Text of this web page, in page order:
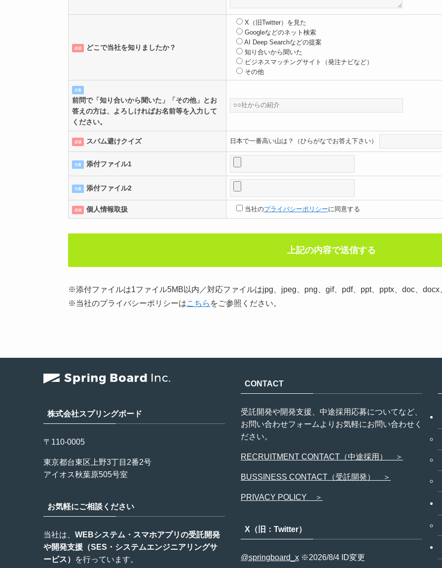
必須 どこで当社を知りましたか？
X（旧Twitter）を見た
Googleなどのネット検索
AI Deep Searchなどの提案
知り合いから聞いた
ビジネスマッチングサイト（発注ナビなど）
その他
任意
前問で「知り合いから聞いた」「その他」とお
答えの方は、よろしければお名前等を入力して
ください。
必須 スパム避けクイズ 日本で一番高い山は？（ひらがなでお答え下さい）
任意 添付ファイル1
任意 添付ファイル2
必須 個人情報取扱 当社のプライバシーポリシーに同意する
※添付ファイルは1ファイル5MB以内／対応ファイルはjpg、jpeg、png、gif、pdf、ppt、pptx、doc、
※当社のプライバシーポリシーはこちら をご参照ください。
株式会社スプリングボード
〒110-0005
東京都台東区上野3丁目2番2号
アイオス秋葉原505号室
お気軽にご相談ください
当社は、 WEBシステム・スマホアプリの受託開発
や開発支援（SES・システムエンジニアリングサ
ービス）
を行っています。
CONTACT
受託開発や開発支援、中途採用応募についてなど、
お問い合わせフォームよりお気軽にお問い合わせく
ださい。
RECRUITMENT CONTACT（中途採用） ＞
BUSSINESS CONTACT（受託開発） ＞
PRIVACY POLICY ＞
X（旧：Twitter）
@springboard_x ※2026/8/4 ID変更